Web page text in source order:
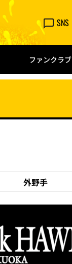
SNS
ファンクラブ
外野手